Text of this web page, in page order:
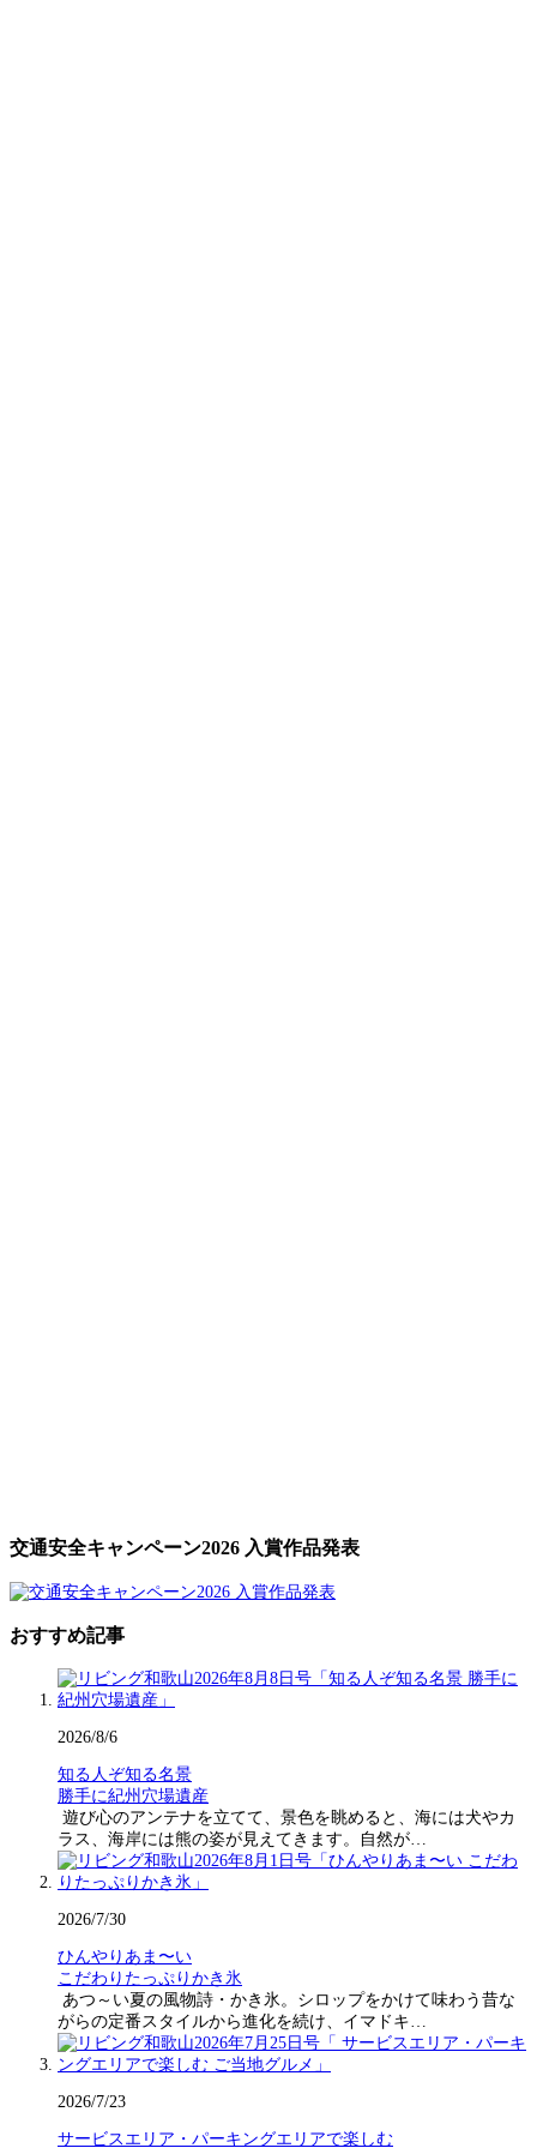
交通安全キャンペーン2026 入賞作品発表
おすすめ記事
2026/8/6
知る人ぞ知る名景
勝手に紀州穴場遺産
遊び心のアンテナを立てて、景色を眺めると、海には犬やカ
ラス、海岸には熊の姿が見えてきます。自然が…
2026/7/30
ひんやりあま〜い
こだわりたっぷりかき氷
あつ～い夏の風物詩・かき氷。シロップをかけて味わう昔な
がらの定番スタイルから進化を続け、イマドキ…
2026/7/23
サービスエリア・パーキングエリアで楽しむ